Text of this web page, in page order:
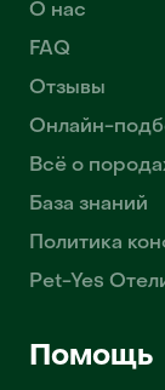
О нас
FAQ
Отзывы
Онлайн-
Всё о
База знаний
Политика
Pet-Yes
Помощь